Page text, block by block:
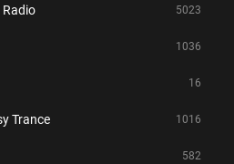
Radio 5023
1036
16
Trance 1016
582